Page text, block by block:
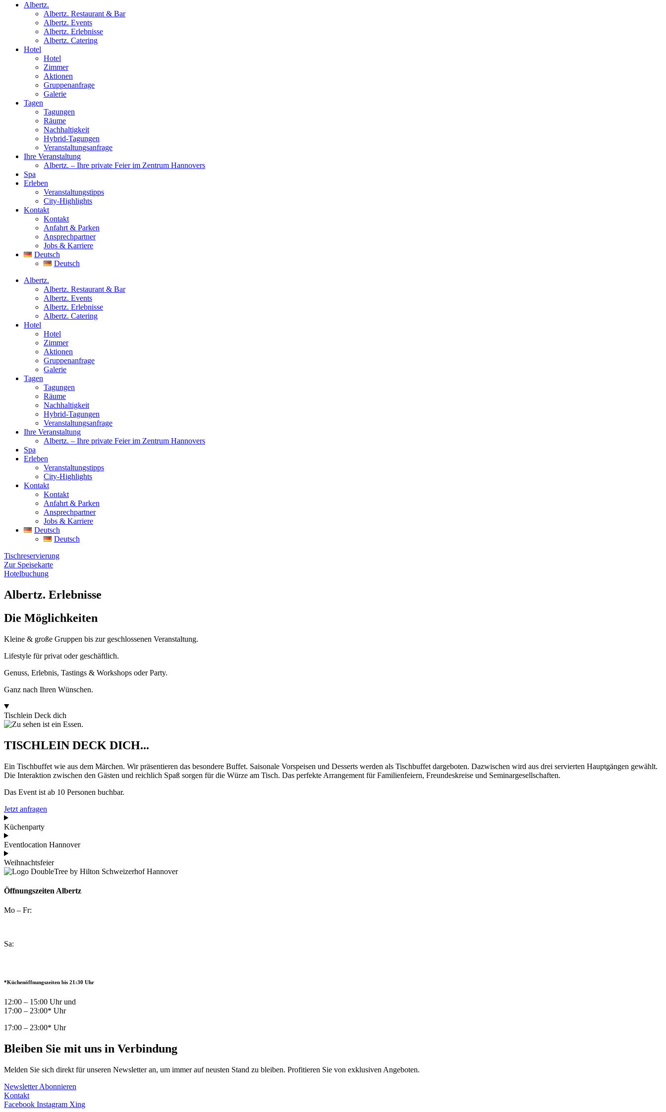
Albertz.
Albertz. Restaurant & Bar
Albertz. Events
Albertz. Erlebnisse
Albertz. Catering
Hotel
Hotel
Zimmer
Aktionen
Gruppenanfrage
Galerie
Tagen
Tagungen
Räume
Nachhaltigkeit
Hybrid-Tagungen
Veranstaltungsanfrage
Ihre Veranstaltung
Albertz. – Ihre private Feier im Zentrum Hannovers
Spa
Erleben
Veranstaltungstipps
City-Highlights
Kontakt
Kontakt
Anfahrt & Parken
Ansprechpartner
Jobs & Karriere
Deutsch
Deutsch
Albertz.
Albertz. Restaurant & Bar
Albertz. Events
Albertz. Erlebnisse
Albertz. Catering
Hotel
Hotel
Zimmer
Aktionen
Gruppenanfrage
Galerie
Tagen
Tagungen
Räume
Nachhaltigkeit
Hybrid-Tagungen
Veranstaltungsanfrage
Ihre Veranstaltung
Albertz. – Ihre private Feier im Zentrum Hannovers
Spa
Erleben
Veranstaltungstipps
City-Highlights
Kontakt
Kontakt
Anfahrt & Parken
Ansprechpartner
Jobs & Karriere
Deutsch
Deutsch
Tischreservierung
Zur Speisekarte
Hotelbuchung
Albertz. Erlebnisse
Die Möglichkeiten
Kleine & große Gruppen bis zur geschlossenen Veranstaltung.
Lifestyle für privat oder geschäftlich.
Genuss, Erlebnis, Tastings & Workshops oder Party.
Ganz nach Ihren Wünschen.
Tischlein Deck dich
TISCHLEIN DECK DICH...
Ein Tischbuffet wie aus dem Märchen. Wir präsentieren das besondere Buffet. Saisonale Vorspeisen und Desserts werden als Tischbuffet dargeboten. Dazwischen wird aus drei servierten Hauptgängen gewählt.
Die Interaktion zwischen den Gästen und reichlich Spaß sorgen für die Würze am Tisch. Das perfekte Arrangement für Familienfeiern, Freundeskreise und Seminargesellschaften.
Das Event ist ab 10 Personen buchbar.
Jetzt anfragen
Küchenparty
Eventlocation Hannover
Weihnachtsfeier
Öffnungszeiten Albertz
Mo – Fr:
Sa:
*Küchenöffnungszeiten bis 21:30 Uhr
12:00 – 15:00 Uhr und
17:00 – 23:00* Uhr
17:00 – 23:00* Uhr
Bleiben Sie mit uns in Verbindung
Melden Sie sich direkt für unseren Newsletter an, um immer auf neusten Stand zu bleiben. Profitieren Sie von exklusiven Angeboten.
Newsletter Abonnieren
Kontakt
Facebook Instagram Xing